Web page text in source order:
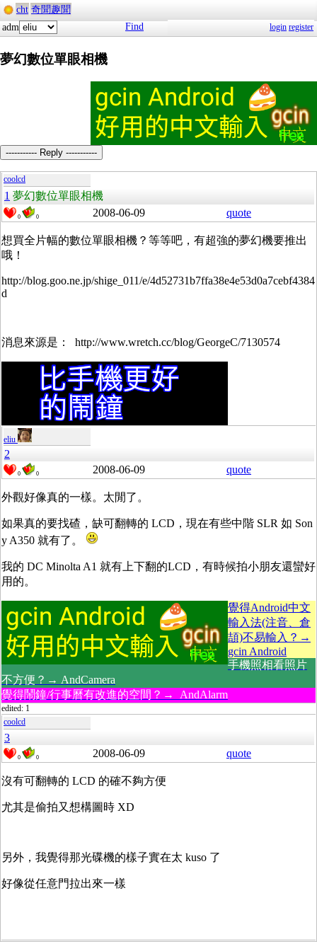
cht 奇聞趣聞
adm
Find login register
夢幻數位單眼相機
----------- Reply -----------
coolcd
1 夢幻數位單眼相機
0 0 2008-06-09 quote
想買全片幅的數位單眼相機？等等吧，有超強的夢幻機要推出
哦！
http://blog.goo.ne.jp/shige_011/e/4d52731b7ffa38e4e53d0a7cebf4384
d
消息來源是： http://www.wretch.cc/blog/GeorgeC/7130574
eliu
2
0 0 2008-06-09 quote
外觀好像真的一樣。太閒了。
如果真的要找碴，缺可翻轉的 LCD，現在有些中階 SLR 如 Son
y A350 就有了。
我的 DC Minolta A1 就有上下翻的LCD，有時候拍小朋友還蠻好
用的。
覺得Android中文
輸入法(注音、倉
頡)不易輸入？→
gcin Android
手機照相看照片
不方便？→ AndCamera
覺得鬧鐘/行事曆有改進的空間？→ AndAlarm
edited: 1
coolcd
3
0 0 2008-06-09 quote
沒有可翻轉的 LCD 的確不夠方便
尤其是偷拍又想構圖時 XD
另外，我覺得那光碟機的樣子實在太 kuso 了
好像從任意門拉出來一樣